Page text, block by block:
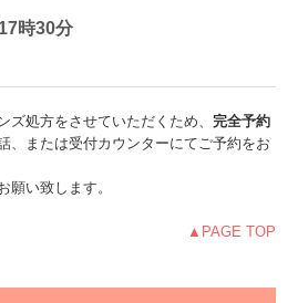
時30分
ズ処方をさせていただくため、 完全予約
、または受付カウンターにてご予約をお
願い致します。
▲PAGE TOP